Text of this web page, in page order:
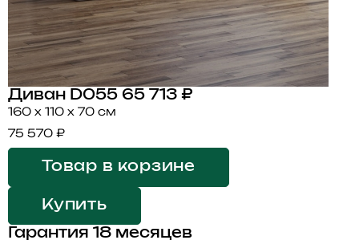
Диван D055 65 713 ₽
160 x 110 x 70 см
75 570 ₽
Товар в корзине
Купить
Гарантия 18 месяцев